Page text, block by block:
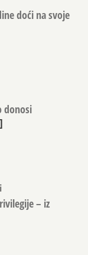
doći na svoje
donosi
– iz